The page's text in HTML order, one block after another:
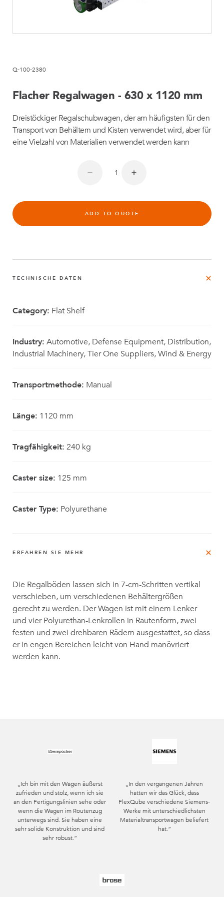
Q-100-2380
Flacher Regalwagen - 630 x 1120 mm
Dreistöckiger Regalschubwagen, der am häufigsten für den
Transport von Behältern und Kisten verwendet wird, aber für
eine Vielzahl von Materialien verwendet werden kann
ADD TO QUOTE
TECHNISCHE DATEN
Category: Flat Shelf
Industry: Automotive, Defense Equipment, Distribution,
Industrial Machinery, Tier One Suppliers, Wind & Energy
Transportmethode: Manual
Länge: 1120 mm
Tragfähigkeit: 240 kg
Caster size: 125 mm
Caster Type: Polyurethane
ERFAHREN SIE MEHR
Die Regalböden lassen sich in 7-cm-Schritten vertikal
verschieben, um verschiedenen Behältergrößen
gerecht zu werden. Der Wagen ist mit einem Lenker
und vier Polyurethan-Lenkrollen in Rautenform, zwei
festen und zwei drehbaren Rädern ausgestattet, so dass
er in engen Bereichen leicht von Hand manövriert
werden kann.
„Ich bin mit den Wagen äußerst
zufrieden und stolz, wenn ich sie
an den Fertigungslinien sehe oder
wenn die Wagen im Routenzug
unterwegs sind. Sie haben eine
sehr solide Konstruktion und sind
sehr robust.“
„In den vergangenen Jahren
hatten wir das Glück, dass
FlexQube verschiedene Siemens-
Werke mit unterschiedlichsten
Materialtransportwagen beliefert
hat.“